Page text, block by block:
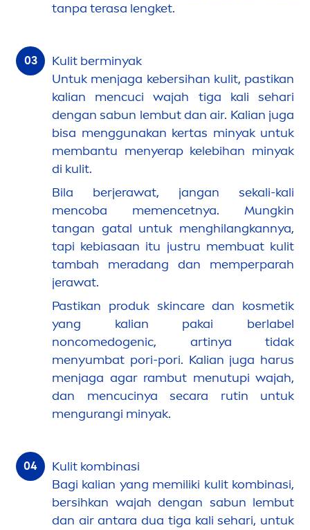
tanpa terasa lengket.
Kulit berminyak
Untuk menjaga kebersihan kulit, pastikan
kalian mencuci wajah tiga kali sehari
dengan sabun lembut dan air. Kalian juga
bisa menggunakan kertas minyak untuk
membantu menyerap kelebihan minyak
di kulit.
Bila berjerawat, jangan sekali-kali
mencoba memencetnya. Mungkin
tangan gatal untuk menghilangkannya,
tapi kebiasaan itu justru membuat kulit
tambah meradang dan memperparah
jerawat.
Pastikan produk skincaredan kosmetik
yang kalian pakai berlabel
noncomedogenic, artinya tidak
menyumbat pori-pori. Kalian juga harus
menjaga agar rambut menutupi wajah,
dan mencucinya secara rutin untuk
mengurangi minyak.
Kulit kombinasi
Bagi kalian yang memiliki kulit kombinasi,
bersihkan wajah dengan sabun lembut
dan air antara dua tiga kali sehari, untuk